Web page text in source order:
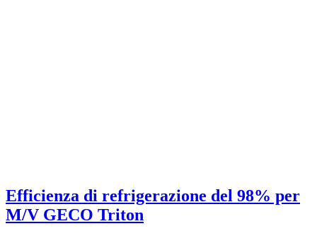
Efficienza di refrigerazione del 98% per
M/V GECO Triton